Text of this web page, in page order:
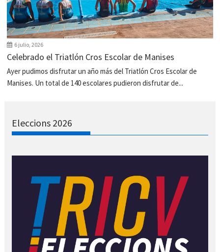
6 julio, 2026
Celebrado el Triatlón Cros Escolar de Manises
Ayer pudimos disfrutar un año más del Triatlón Cros Escolar de
Manises. Un total de 140 escolares pudieron disfrutar de...
Eleccions 2026